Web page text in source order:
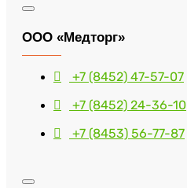
ООО «Медторг»
+7 (8452) 47-57-07
+7 (8452) 24-36-10
+7 (8453) 56-77-87